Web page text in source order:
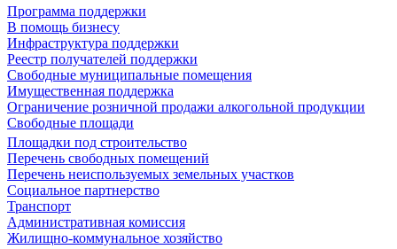
Программа поддержки
В помощь бизнесу
Инфраструктура поддержки
Реестр получателей поддержки
Свободные муниципальные помещения
Имущественная поддержка
Ограничение розничной продажи алкогольной продукции
Свободные площади
Площадки под строительство
Перечень свободных помещений
Перечень неиспользуемых земельных участков
Социальное партнерство
Транспорт
Административная комиссия
Жилищно-коммунальное хозяйство